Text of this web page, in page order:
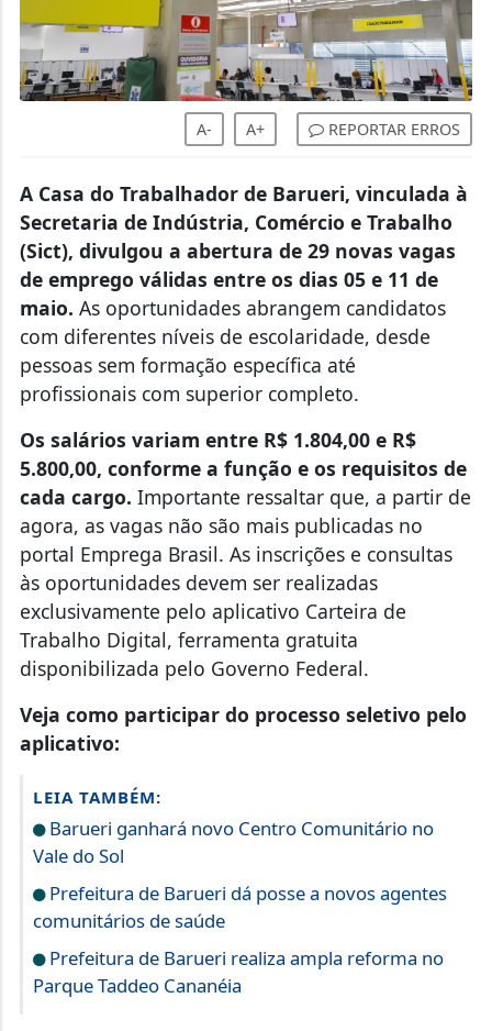
A- A+ REPORTAR ERROS
A Casa do Trabalhador de Barueri, vinculada à
Secretaria de Indústria, Comércio e Trabalho
(Sict), divulgou a abertura de 29 novas vagas
de emprego válidas entre os dias 05 e 11 de
maio. As oportunidades abrangem candidatos
com diferentes níveis de escolaridade, desde
pessoas sem formação específica até
profissionais com superior completo.
Os salários variam entre R$ 1.804,00 e R$
5.800,00, conforme a função e os requisitos de
cada cargo. Importante ressaltar que, a partir de
agora, as vagas não são mais publicadas no
portal Emprega Brasil. As inscrições e consultas
às oportunidades devem ser realizadas
exclusivamente pelo aplicativo Carteira de
Trabalho Digital, ferramenta gratuita
disponibilizada pelo Governo Federal.
Veja como participar do processo seletivo pelo
aplicativo:
LEIA TAMBÉM:
Barueri ganhará novo Centro Comunitário no
Vale do Sol
Prefeitura de Barueri dá posse a novos agentes
comunitários de saúde
Prefeitura de Barueri realiza ampla reforma no
Parque Taddeo Cananéia